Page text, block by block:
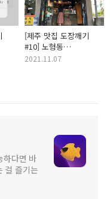
!
[제주 맛집 도장깨기
#10] 노형동
빵순이빵돌이 참새들의
2021.11.07
하다면 바
걸 즐기는